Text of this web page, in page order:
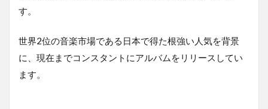
す。
世界2位の音楽市場である日本で得た根強い人気を背景
に、現在までコンスタントにアルバムをリリースしてい
ます。